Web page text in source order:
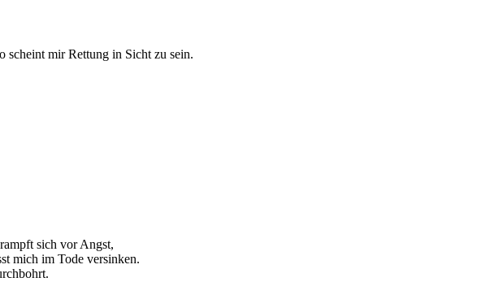
scheint mir Rettung in Sicht zu sein.
sich vor Angst,
mich im Tode versinken.